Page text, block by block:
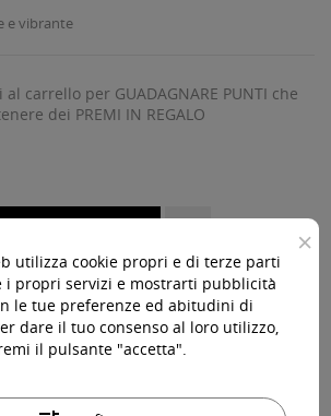
e vibrante
carrello per GUADAGNARE PUNTI che
dei PREMI IN REGALO
magazzino
incl.) di prodotti per ottenere la
×
utilizza cookie propri e di terze parti
i propri servizi e mostrarti pubblicità
le tue preferenze ed abitudini di
dare il tuo consenso al loro utilizzo,
il pulsante "accetta".